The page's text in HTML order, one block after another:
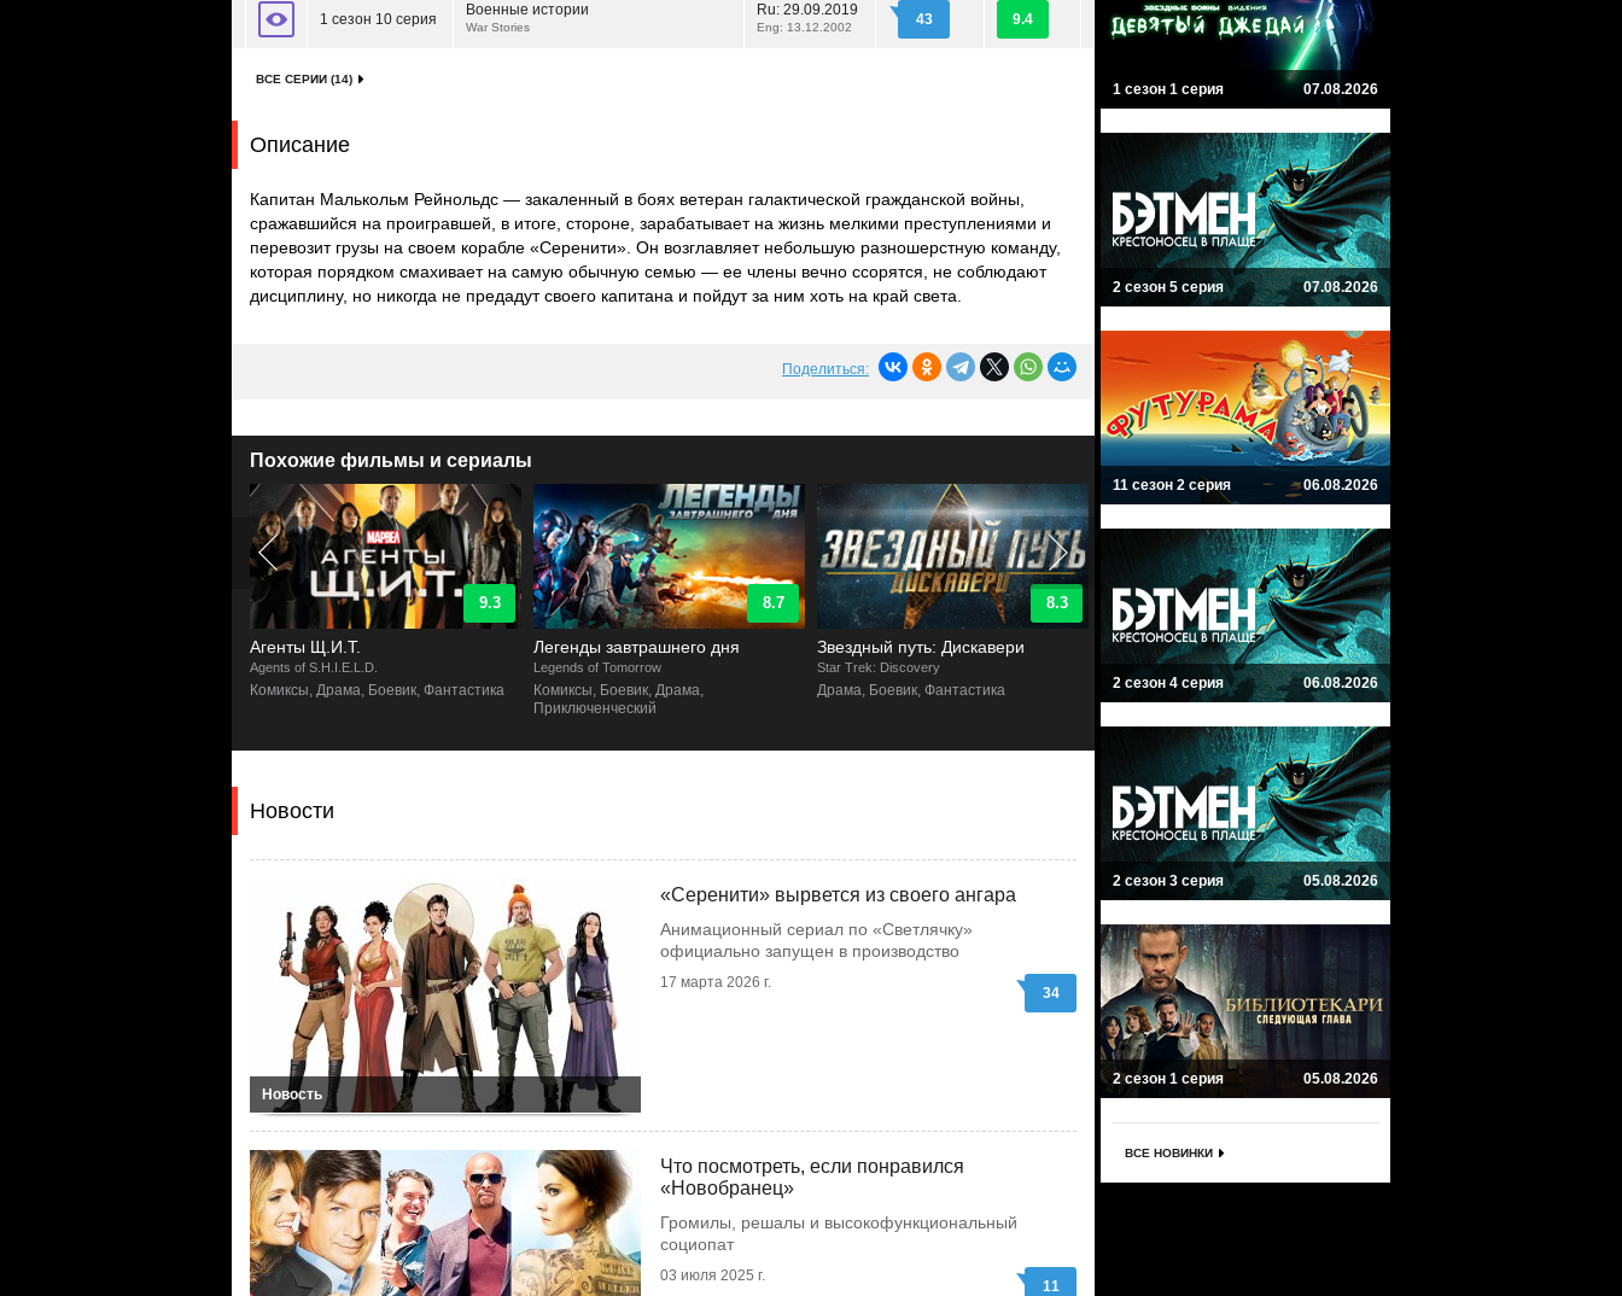
1 сезон 10 серия
Военные истории
War Stories
Ru: 29.09.2019
Eng: 13.12.2002 43 9.4
ВСЕ СЕРИИ (14)
Описание
Капитан Малькольм Рейнольдс — закаленный в боях ветеран галактической гражданской войны,
сражавшийся на проигравшей, в итоге, стороне, зарабатывает на жизнь мелкими преступлениями и
перевозит грузы на своем корабле «Серенити». Он возглавляет небольшую разношерстную команду,
которая порядком смахивает на самую обычную семью — ее члены вечно ссорятся, не соблюдают
дисциплину, но никогда не предадут своего капитана и пойдут за ним хоть на край света.
Поделиться:
Похожие фильмы и сериалы
8.7
Легенды завтрашнего дня
Legends of Tomorrow
Комиксы, Боевик, Драма,
8.3
Звездный путь: Дискавери
Star Trek: Discovery
Драма, Боевик, Фантастика
8.6
Затерянные в космосе
Lost in Space
Семейный, Приключенческий, Драма,
8
Летящие сквозь ночь
Nightflyers
Ужасы, Фантастика, Драма
Пандора
Pandora
Фантастика, Боевик
Новости
Новость
«Серенити» вырвется из своего ангара
Анимационный сериал по «Светлячку»
официально запущен в производство
17 марта 2026 г.
34
Что посмотреть, если понравился
«Новобранец»
Громилы, решалы и высокофункциональный
социопат
03 июля 2025 г.
11
1 сезон 1 серия 07.08.2026
2 сезон 5 серия 07.08.2026
11 сезон 2 серия 06.08.2026
2 сезон 4 серия 06.08.2026
2 сезон 3 серия 05.08.2026
2 сезон 1 серия 05.08.2026
ВСЕ НОВИНКИ